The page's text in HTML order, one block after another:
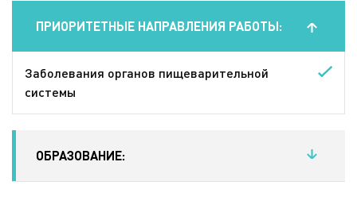
ПРИОРИТЕТНЫЕ НАПРАВЛЕНИЯ РАБОТЫ:
Заболевания органов пищеварительной
системы
ОБРАЗОВАНИЕ: